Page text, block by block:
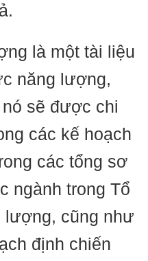
là một tài liệu
năng lượng,
sẽ được chi
các kế hoạch
các tổng sơ
ngành trong Tổ
lượng, cũng như
định chiến